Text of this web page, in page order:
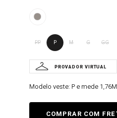
PP P M G GG
Modelo veste: P e mede 1,76M